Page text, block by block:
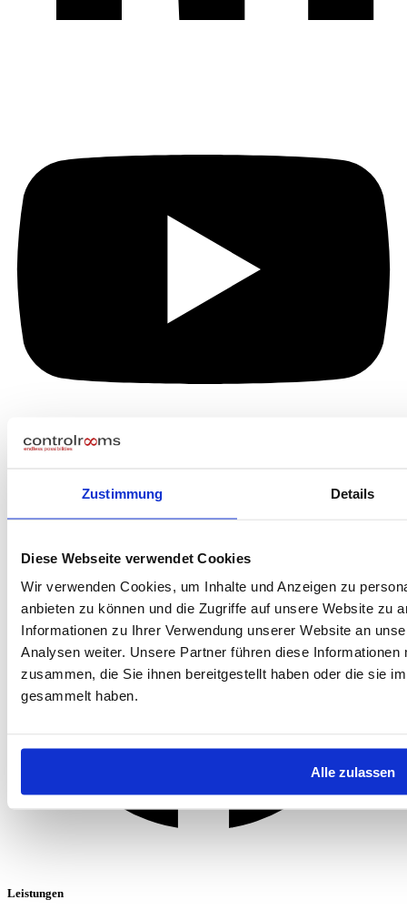
Zustimmung Details
Diese Webseite verwendet Cookies
Wir verwenden Cookies, um Inhalte und Anzeigen zu
anbieten zu können und die Zugriffe auf unsere Website zu
Informationen zu Ihrer Verwendung unserer Website an
Analysen weiter. Unsere Partner führen diese
zusammen, die Sie ihnen bereitgestellt haben oder die sie
gesammelt haben.
Alle zulassen
Leistungen